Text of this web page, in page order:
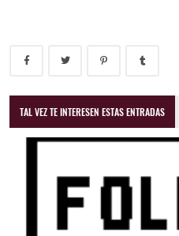
TAL VEZ TE INTERESEN ESTAS ENTRADAS